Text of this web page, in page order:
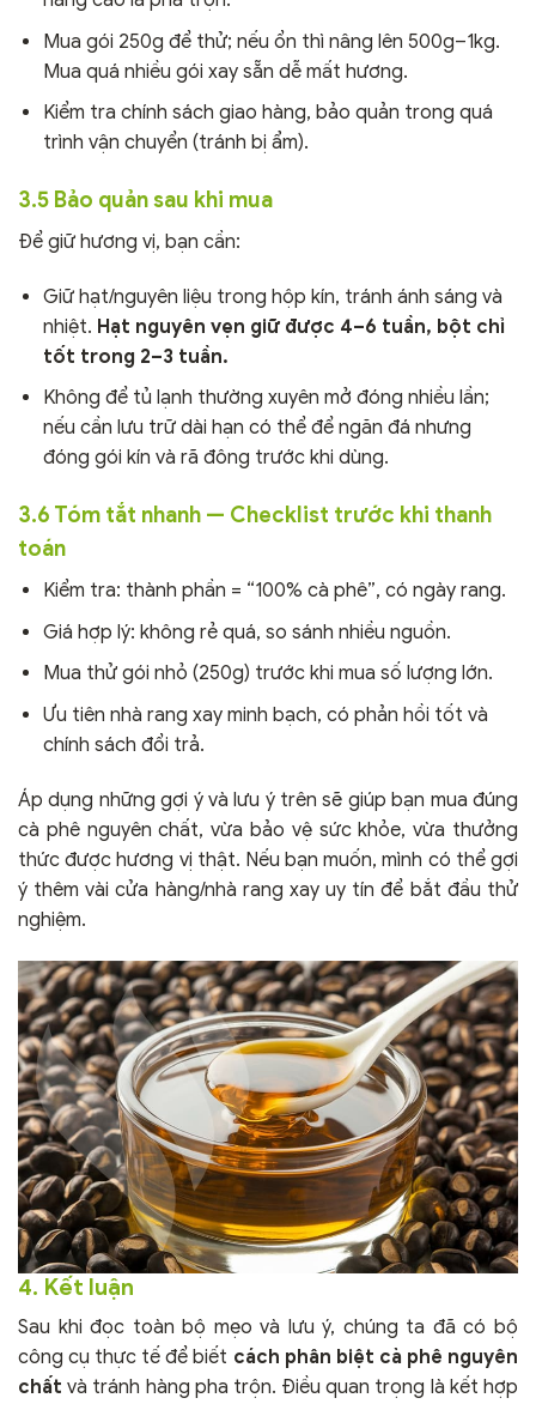
Mua gói 250g để thử; nếu ổn thì nâng lên 500g–1kg.
Mua quá nhiều gói xay sẵn dễ mất hương.
Kiểm tra chính sách giao hàng, bảo quản trong quá
trình vận chuyển (tránh bị ẩm).
3.5 Bảo quản sau khi mua
Để giữ hương vị, bạn cần:
Giữ hạt/nguyên liệu trong hộp kín, tránh ánh sáng và
nhiệt. Hạt nguyên vẹn giữ được 4–6 tuần, bột chỉ
tốt trong 2–3 tuần.
Không để tủ lạnh thường xuyên mở đóng nhiều lần;
nếu cần lưu trữ dài hạn có thể để ngăn đá nhưng
đóng gói kín và rã đông trước khi dùng.
3.6 Tóm tắt nhanh — Checklist trước khi thanh
toán
Kiểm tra: thành phần = “100% cà phê”, có ngày rang.
Giá hợp lý: không rẻ quá, so sánh nhiều nguồn.
Mua thử gói nhỏ (250g) trước khi mua số lượng lớn.
Ưu tiên nhà rang xay minh bạch, có phản hồi tốt và
chính sách đổi trả.
Áp dụng những gợi ý và lưu ý trên sẽ giúp bạn mua đúng
cà phê nguyên chất, vừa bảo vệ sức khỏe, vừa thưởng
thức được hương vị thật. Nếu bạn muốn, mình có thể gợi
ý thêm vài cửa hàng/nhà rang xay uy tín để bắt đầu thử
nghiệm.
4. Kết luận
Sau khi đọc toàn bộ mẹo và lưu ý, chúng ta đã có bộ
công cụ thực tế để biết cách phân biệt cà phê nguyên
chất và tránh hàng pha trộn. Điều quan trọng là kết hợp